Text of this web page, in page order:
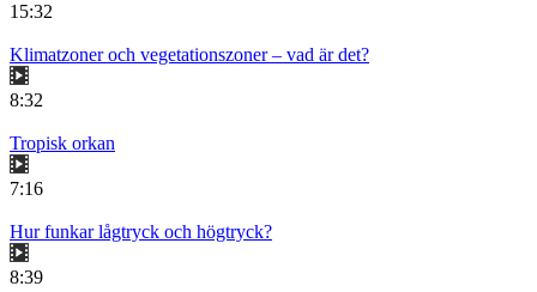
15:32
Klimatzoner och vegetationszoner – vad är det?
8:32
Tropisk orkan
7:16
Hur funkar lågtryck och högtryck?
8:39